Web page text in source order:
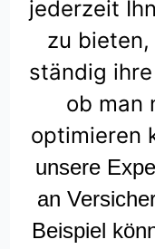
jederzeit
zu
ständig
ob man
optimieren
unsere
an
Beispiel